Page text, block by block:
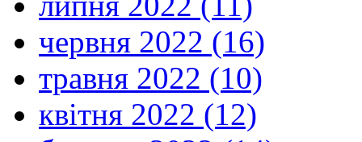
червня 2022 (16)
травня 2022 (10)
квітня 2022 (12)